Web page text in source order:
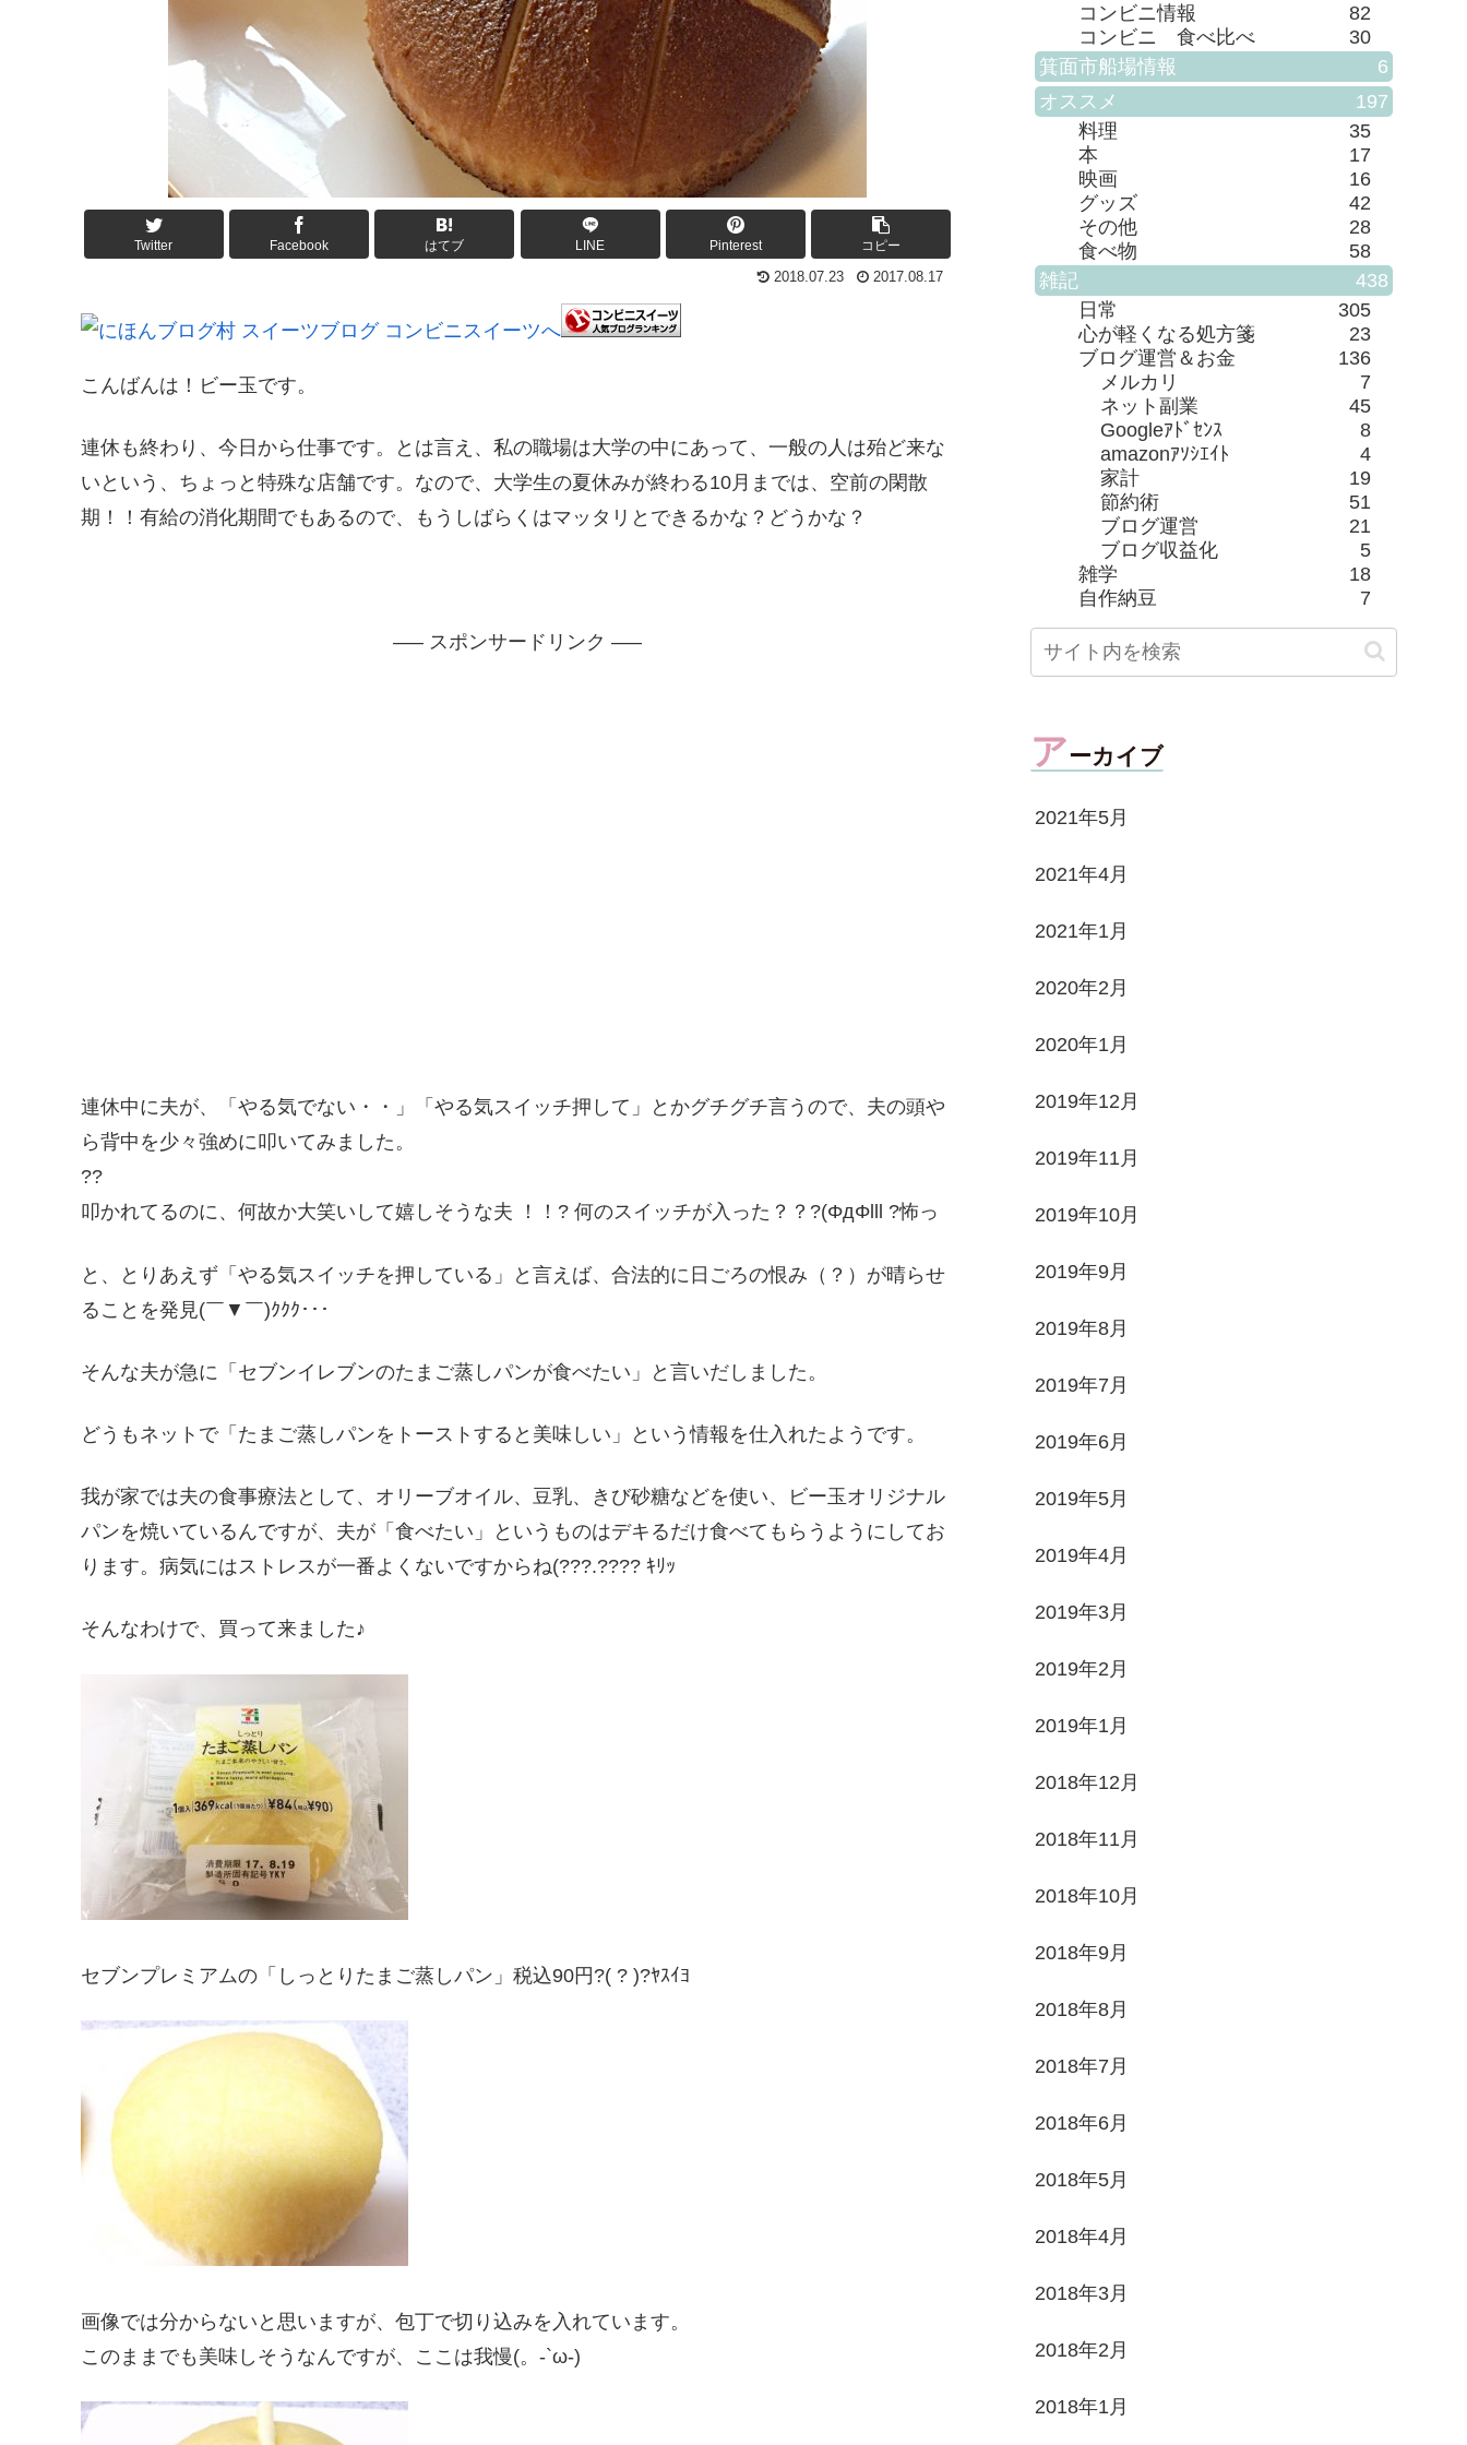
Twitter Facebook はてブ LINE Pinterest コピー
2018.07.23 2017.08.17
こんばんは！ビー玉です。
連休も終わり、今日から仕事です。とは言え、私の職場は大学の中にあって、一般の人は殆ど来な
いという、ちょっと特殊な店舗です。なので、大学生の夏休みが終わる10月までは、空前の閑散
期！！有給の消化期間でもあるので、もうしばらくはマッタリとできるかな？どうかな？
—– スポンサードリンク —–
連休中に夫が、「やる気でない・・」「やる気スイッチ押して」とかグチグチ言うので、夫の頭や
ら背中を少々強めに叩いてみました。
??
叩かれてるのに、何故か大笑いして嬉しそうな夫 ！！? 何のスイッチが入った？？?(ΦдΦlll ?怖っ
と、とりあえず「やる気スイッチを押している」と言えば、合法的に日ごろの恨み（？）が晴らせ
ることを発見(￣▼￣)ｸｸｸ･･･
そんな夫が急に「セブンイレブンのたまご蒸しパンが食べたい」と言いだしました。
どうもネットで「たまご蒸しパンをトーストすると美味しい」という情報を仕入れたようです。
我が家では夫の食事療法として、オリーブオイル、豆乳、きび砂糖などを使い、ビー玉オリジナル
パンを焼いているんですが、夫が「食べたい」というものはデキるだけ食べてもらうようにしてお
ります。病気にはストレスが一番よくないですからね(???.???? ｷﾘｯ
そんなわけで、買って来ました♪
セブンプレミアムの「しっとりたまご蒸しパン」税込90円?( ? )?ﾔｽｲﾖ
画像では分からないと思いますが、包丁で切り込みを入れています。
このままでも美味しそうなんですが、ここは我慢(。-`ω-)
コンビニ情報
82
コンビニ 食べ比べ
30
箕面市船場情報
6
オススメ
197
料理
35
本
17
映画
16
グッズ
42
その他
28
食べ物
58
雑記
438
日常
305
心が軽くなる処方箋
23
ブログ運営＆お金
136
メルカリ
7
ネット副業
45
Googleｱﾄﾞｾﾝｽ
8
amazonｱｿｼｴｲﾄ
4
家計
19
節約術
51
ブログ運営
21
ブログ収益化
5
雑学
18
自作納豆
7
アーカイブ
2021年5月
2021年4月
2021年1月
2020年2月
2020年1月
2019年12月
2019年11月
2019年10月
2019年9月
2019年8月
2019年7月
2019年6月
2019年5月
2019年4月
2019年3月
2019年2月
2019年1月
2018年12月
2018年11月
2018年10月
2018年9月
2018年8月
2018年7月
2018年6月
2018年5月
2018年4月
2018年3月
2018年2月
2018年1月